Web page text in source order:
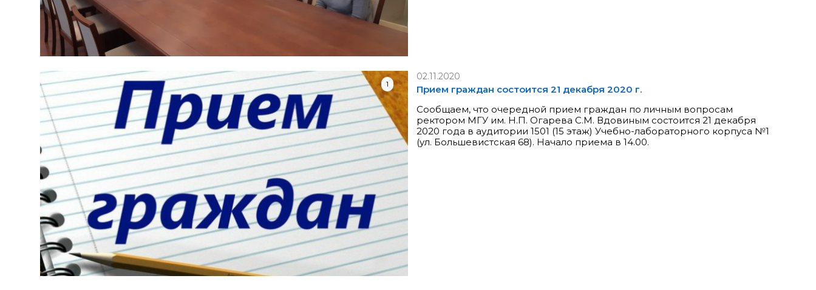
1
02.11.2020
Прием граждан состоится 21 декабря 2020 г.
Сообщаем, что очередной прием граждан по личным вопросам
ректором МГУ им. Н.П. Огарева С.М. Вдовиным состоится 21 декабря
2020 года в аудитории 1501 (15 этаж) Учебно-лабораторного корпуса №1
(ул. Большевистская 68). Начало приема в 14.00.